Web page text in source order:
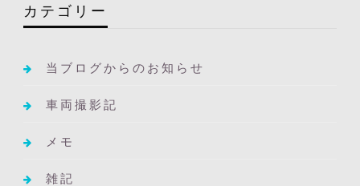
カテゴリー
当ブログからのお知らせ
車両撮影記
メモ
雑記